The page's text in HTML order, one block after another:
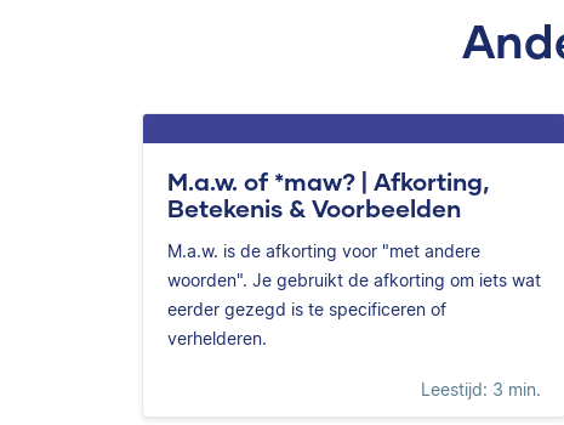
M.a.w. of *maw? | Afkorting,
Betekenis & Voorbeelden
M.a.w. is de afkorting voor "met andere
woorden". Je gebruikt de afkorting om iets wat
eerder gezegd is te specificeren of
verhelderen.
Leestijd: 3 min.